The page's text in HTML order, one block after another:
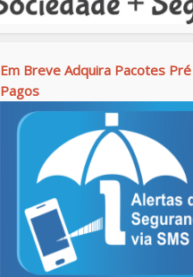
Em Breve Adquira Pacotes Pré
Pagos